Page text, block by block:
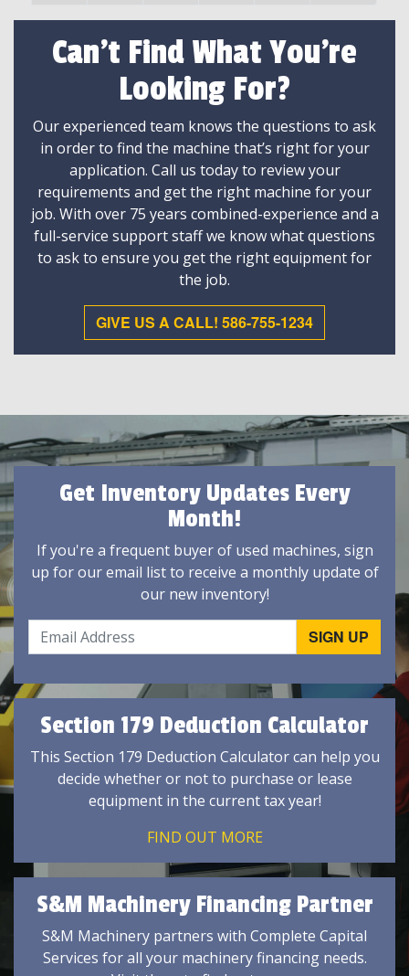
Can't Find What You're
Looking For?
Our experienced team knows the questions to ask
in order to find the machine that’s right for your
application. Call us today to review your
requirements and get the right machine for your
job. With over 75 years combined-experience and a
full-service support staff we know what questions
to ask to ensure you get the right equipment for
the job.
GIVE US A CALL! 586-755-1234
Get Inventory Updates Every
Month!
If you're a frequent buyer of used machines, sign
up for our email list to receive a monthly update of
our new inventory!
Section 179 Deduction Calculator
This Section 179 Deduction Calculator can help you
decide whether or not to purchase or lease
equipment in the current tax year!
FIND OUT MORE
S&M Machinery Financing Partner
S&M Machinery partners with Complete Capital
Services for all your machinery financing needs.